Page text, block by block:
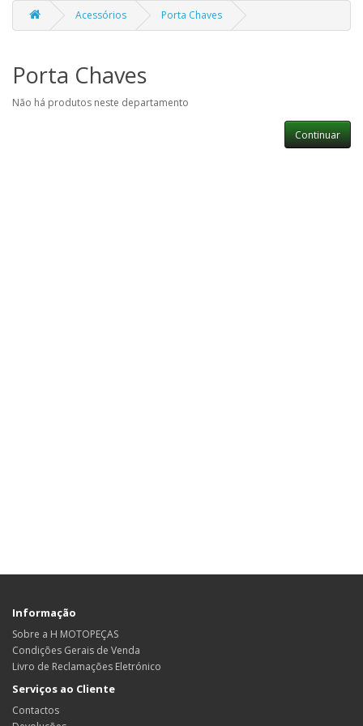
Acessórios Porta Chaves
Porta Chaves
Não há produtos neste departamento
Continuar
Informação
Sobre a H MOTOPEÇAS
Condições Gerais de Venda
Livro de Reclamações Eletrónico
Serviços ao Cliente
Contactos